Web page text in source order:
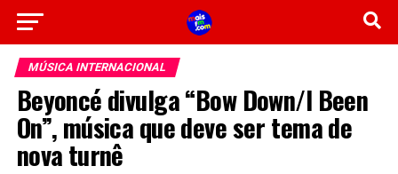
MÚSICA INTERNACIONAL
Beyoncé divulga “Bow Down/I Been
On”, música que deve ser tema de
nova turnê